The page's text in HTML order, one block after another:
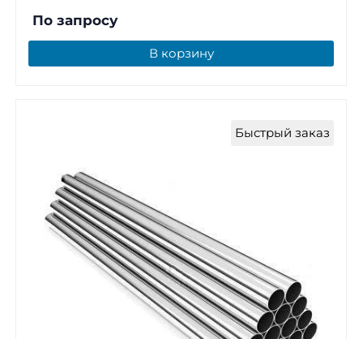
По запросу
В корзину
Быстрый заказ